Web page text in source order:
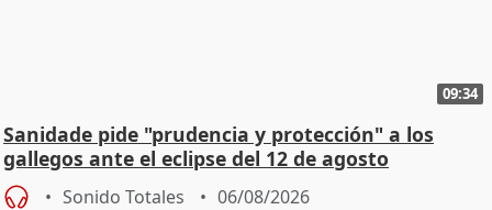
09:34
Sanidade pide "prudencia y protección" a los
gallegos ante el eclipse del 12 de agosto
Sonido Totales 06/08/2026